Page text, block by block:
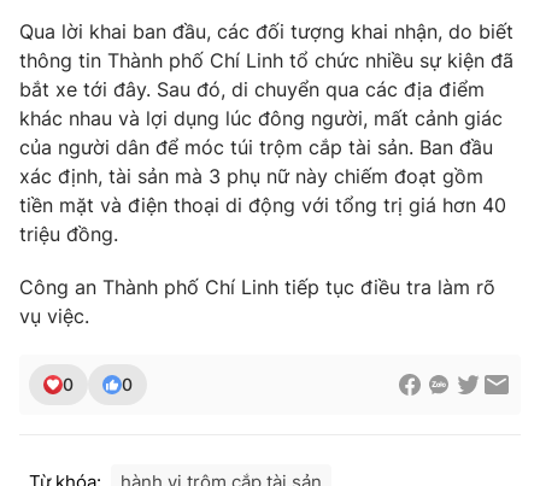
Video Shorts video
VTV Money VTV Thể thao
VTV Sức khoẻ Bất động sản
VTV4
Liên hệ tòa soạn English
Qua lời khai ban đầu, các đối tượng khai nhận, do biết
thông tin Thành phố Chí Linh tổ chức nhiều sự kiện đã
bắt xe tới đây. Sau đó, di chuyển qua các địa điểm
khác nhau và lợi dụng lúc đông người, mất cảnh giác
của người dân để móc túi trộm cắp tài sản. Ban đầu
xác định, tài sản mà 3 phụ nữ này chiếm đoạt gồm
tiền mặt và điện thoại di động với tổng trị giá hơn 40
triệu đồng.
Công an Thành phố Chí Linh tiếp tục điều tra làm rõ
vụ việc.
0 0